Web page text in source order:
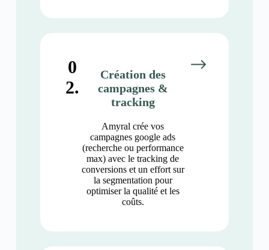
0
2.
Création des
campagnes &
tracking
Amyral crée vos
campagnes google ads
(recherche ou performance
max) avec le tracking de
conversions et un effort sur
la segmentation pour
optimiser la qualité et les
coûts.